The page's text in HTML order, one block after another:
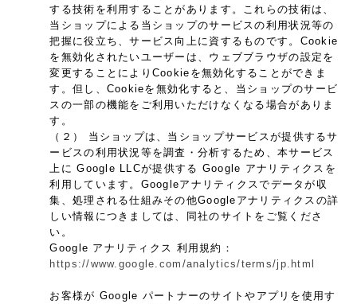
する技術を利用することがあります。これらの技術は、
当ショップによる当ショップのサービスの利用状況等の
把握に役立ち、サービス向上に資するものです。Cookie
を無効化されたいユーザーは、ウェブブラウザの設定を
変更することによりCookieを無効化することができま
す。但し、Cookieを無効化すると、当ショップのサービ
スの一部の機能をご利用いただけなくなる場合がありま
す。
（２） 当ショップは、当ショップサービスが提供するサ
ービスの利用状況等を調査・分析するため、本サービス
上に Google LLCが提供する Google アナリティクスを
利用しています。Googleアナリティクスでデータが収
集、処理される仕組みその他Googleアナリティクスの詳
しい情報につきましては、同社のサイトをご覧くださ
い。
Google アナリティクス 利用規約：
https://www.google.com/analytics/terms/jp.html
お客様が Google パートナーのサイトやアプリを使用す